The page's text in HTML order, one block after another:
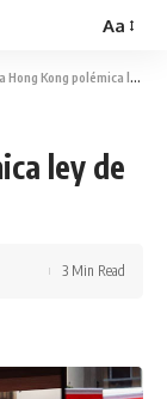
Aa
Kong polémica ley de seguridad nacional
ley de
3 Min Read